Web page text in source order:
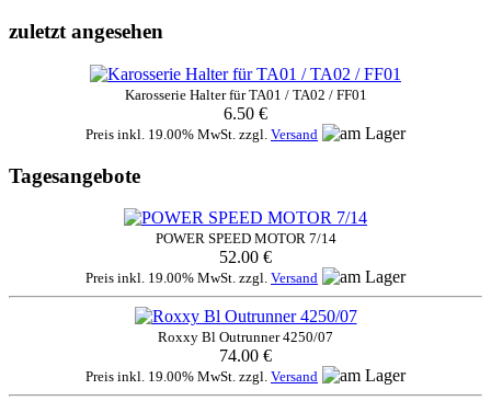
zuletzt angesehen
Karosserie Halter für TA01 / TA02 / FF01
6.50 €
Preis inkl. 19.00% MwSt. zzgl. Versand
Tagesangebote
POWER SPEED MOTOR 7/14
52.00 €
Preis inkl. 19.00% MwSt. zzgl. Versand
Roxxy Bl Outrunner 4250/07
74.00 €
Preis inkl. 19.00% MwSt. zzgl. Versand